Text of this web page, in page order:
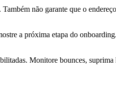
não garante que o
a próxima etapa do
Monitore bounces,